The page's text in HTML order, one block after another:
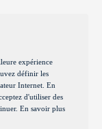
expérience
définir les
Internet. En
d'utiliser des
En savoir plus